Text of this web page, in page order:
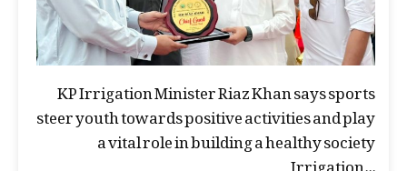
KP Irrigation Minister Riaz Khan says sports
steer youth towards positive activities and play
a vital role in building a healthy society
Irrigation...